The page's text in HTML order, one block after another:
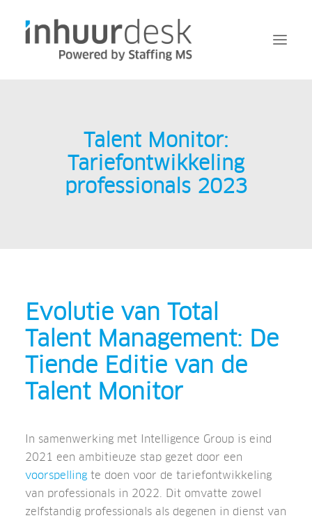
Over Inhuurdesk
Inloggen
Talent Monitor:
Tariefontwikkeling
professionals 2023
Evolutie van Total
Talent Management: De
Tiende Editie van de
Talent Monitor
In samenwerking met Intelligence Group is eind
2021 een ambitieuze stap gezet door een
voorspelling te doen voor de tariefontwikkeling
van professionals in 2022. Dit omvatte zowel
zelfstandig professionals als degenen in dienst van